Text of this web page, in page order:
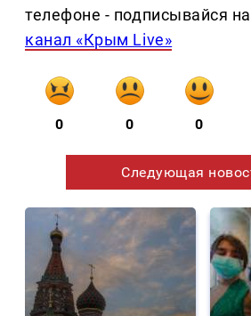
телефоне - подписывайся на
канал «Крым Live»
0 0 0
Следующая